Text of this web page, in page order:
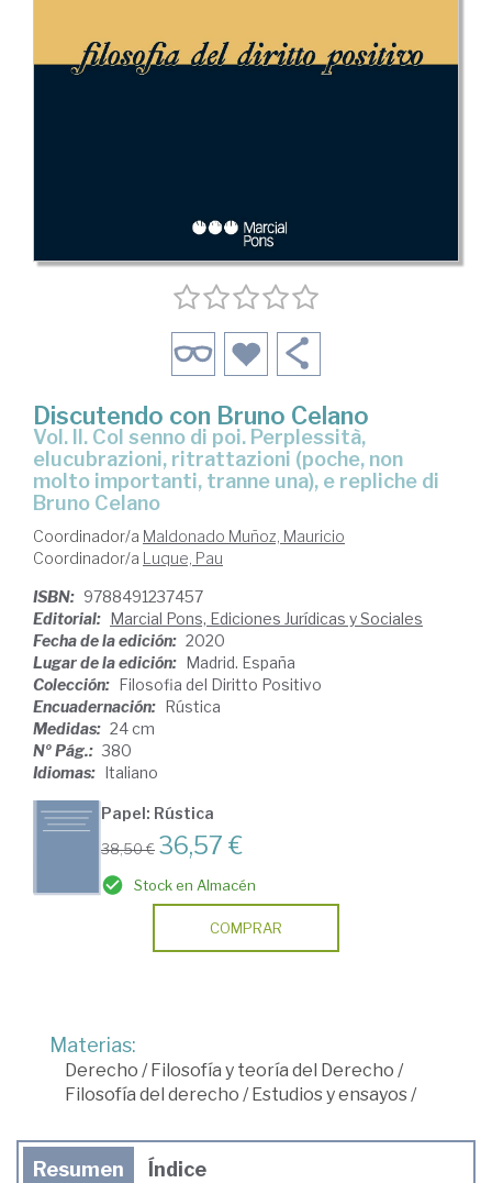
Discutendo con Bruno Celano
Vol. II. Col senno di poi. Perplessità,
elucubrazioni, ritrattazioni (poche, non
molto importanti, tranne una), e repliche di
Bruno Celano
Coordinador/a Maldonado Muñoz, Mauricio
Coordinador/a Luque, Pau
ISBN: 9788491237457
Editorial: Marcial Pons, Ediciones Jurídicas y Sociales
Fecha de la edición: 2020
Lugar de la edición: Madrid. España
Colección: Filosofia del Diritto Positivo
Encuadernación: Rústica
Medidas: 24 cm
Nº Pág.: 380
Idiomas: Italiano
Papel: Rústica
38,50 € 36,57 €
Stock en Almacén
COMPRAR
Materias:
Derecho / Filosofía y teoría del Derecho /
Filosofía del derecho / Estudios y ensayos/
Resumen Índice